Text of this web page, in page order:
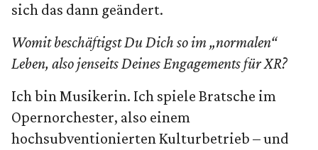
sich das dann geändert.
Womit beschäftigst Du Dich so im „normalen“
Leben, also jenseits Deines Engagements für XR?
Ich bin Musikerin. Ich spiele Bratsche im
Opernorchester, also einem
hochsubventionierten Kulturbetrieb – und